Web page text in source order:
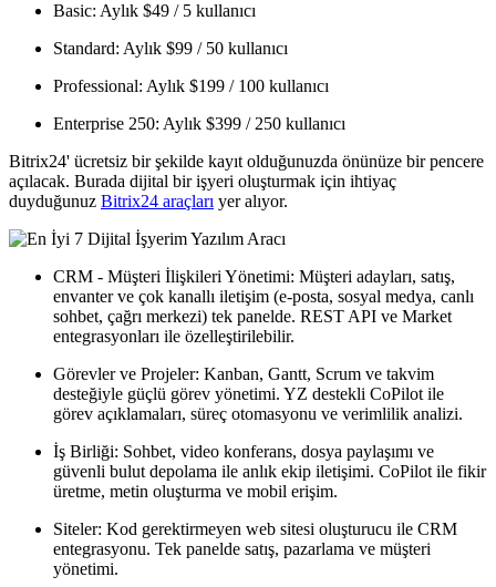
Basic: Aylık $49 / 5 kullanıcı
Standard: Aylık $99 / 50 kullanıcı
Professional: Aylık $199 / 100 kullanıcı
Enterprise 250: Aylık $399 / 250 kullanıcı
Bitrix24' ücretsiz bir şekilde kayıt olduğunuzda önünüze bir pencere
açılacak. Burada dijital bir işyeri oluşturmak için ihtiyaç
duyduğunuz Bitrix24 araçları yer alıyor.
CRM - Müşteri İlişkileri Yönetimi: Müşteri adayları, satış,
envanter ve çok kanallı iletişim (e-posta, sosyal medya, canlı
sohbet, çağrı merkezi) tek panelde. REST API ve Market
entegrasyonları ile özelleştirilebilir.
Görevler ve Projeler: Kanban, Gantt, Scrum ve takvim
desteğiyle güçlü görev yönetimi. YZ destekli CoPilot ile
görev açıklamaları, süreç otomasyonu ve verimlilik analizi.
İş Birliği: Sohbet, video konferans, dosya paylaşımı ve
güvenli bulut depolama ile anlık ekip iletişimi. CoPilot ile fikir
üretme, metin oluşturma ve mobil erişim.
Siteler: Kod gerektirmeyen web sitesi oluşturucu ile CRM
entegrasyonu. Tek panelde satış, pazarlama ve müşteri
yönetimi.